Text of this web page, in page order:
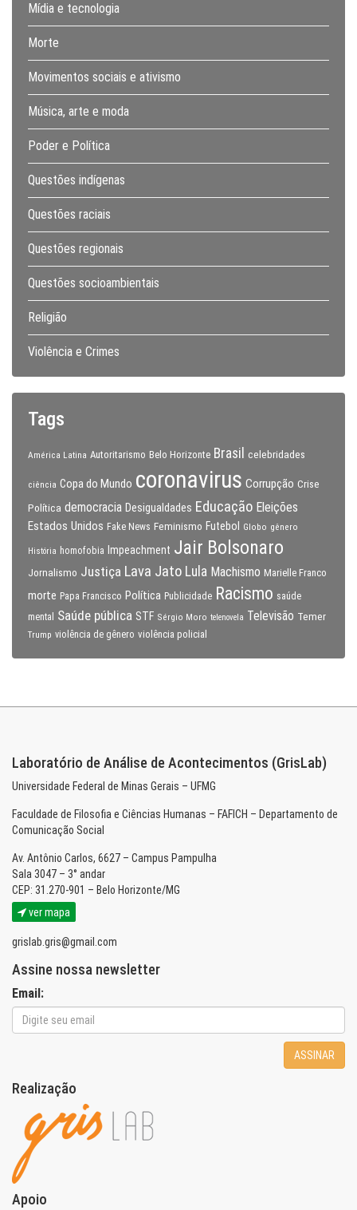
Mídia e tecnologia
Morte
Movimentos sociais e ativismo
Música, arte e moda
Poder e Política
Questões indígenas
Questões raciais
Questões regionais
Questões socioambientais
Religião
Violência e Crimes
Tags
América Latina Autoritarismo Belo Horizonte Brasil celebridades
ciência Copa do Mundo coronavirus Corrupção Crise
Política democracia Desigualdades Educação Eleições
Estados Unidos Fake News Feminismo Futebol Globo gênero
História homofobia Impeachment Jair Bolsonaro
Jornalismo Justiça Lava Jato Lula Machismo Marielle Franco
morte Papa Francisco Política Publicidade Racismo saúde
mental
Saúde pública STF Sérgio Moro telenovela Televisão Temer
Trump violência de gênero violência policial
Laboratório de Análise de Acontecimentos (GrisLab)
Universidade Federal de Minas Gerais – UFMG
Faculdade de Filosofia e Ciências Humanas – FAFICH – Departamento de
Comunicação Social
Av. Antônio Carlos, 6627 – Campus Pampulha
Sala 3047 – 3° andar
CEP: 31.270-901 – Belo Horizonte/MG
ver mapa
grislab.gris@gmail.com
Assine nossa newsletter
Email:
ASSINAR
Realização
Apoio